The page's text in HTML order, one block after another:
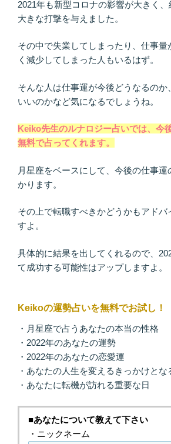
2021年も新型コロナの影響が大きく
大きな打撃を与えました。
その中で失業してしまったり、仕事量
く減少してしまった人もいるはず。
そんな人は仕事運が今後どうなるのか
いいのかなど気になるでしょうね。
Keiko先生のルナロジー占いでは、今
無料で占ってくれます。
月星座をベースにして、今後の仕事運
かります。
その上で転職すべきかどうかもアドバ
すよ。
具体的に結果を出してくれるので、
て成功する可能性はアップしますよ。
Keikoの運勢占いを無料でお試し！
・月星座で占うあなたの本当の性格
・2022年のあなたの運勢
・2022年のあなたの恋愛運
・あなたの人生を変えるきっかけとな
・あなたに転機が訪れる重要な日
■あなたについて教えて下さい
・ニックネーム